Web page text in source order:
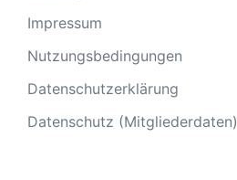
Impressum
Nutzungsbedingungen
Datenschutzerklärung
Datenschutz (Mitgliederdaten)